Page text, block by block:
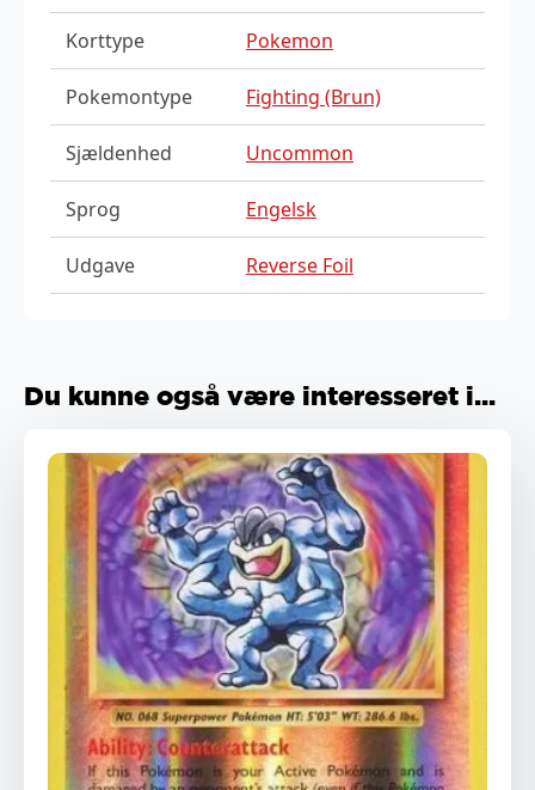
Korttype Pokemon
Pokemontype Fighting (Brun)
Sjældenhed Uncommon
Sprog Engelsk
Udgave Reverse Foil
Du kunne også være interesseret i...